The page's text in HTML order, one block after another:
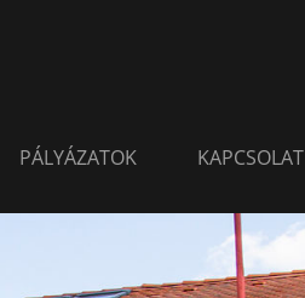
PÁLYÁZATOK KAPCSOLAT